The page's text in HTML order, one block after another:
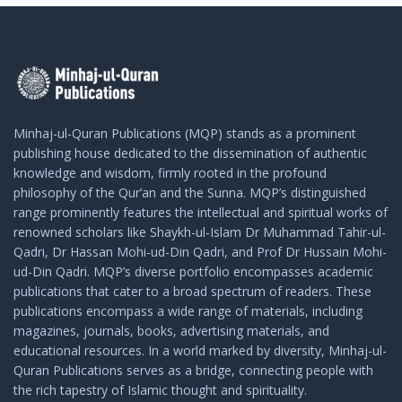
Minhaj-ul-Quran Publications (MQP) stands as a prominent
publishing house dedicated to the dissemination of authentic
knowledge and wisdom, firmly rooted in the profound
philosophy of the Qur’an and the Sunna. MQP’s distinguished
range prominently features the intellectual and spiritual works of
renowned scholars like Shaykh-ul-Islam Dr Muhammad Tahir-ul-
Qadri, Dr Hassan Mohi-ud-Din Qadri, and Prof Dr Hussain Mohi-
ud-Din Qadri. MQP’s diverse portfolio encompasses academic
publications that cater to a broad spectrum of readers. These
publications encompass a wide range of materials, including
magazines, journals, books, advertising materials, and
educational resources. In a world marked by diversity, Minhaj-ul-
Quran Publications serves as a bridge, connecting people with
the rich tapestry of Islamic thought and spirituality.